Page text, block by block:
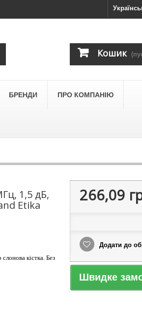
Кошик
БРЕНДИ ПРО КОМПАНІЮ
1,5 дБ,
Etika
кістка. Без
266,09
Додати до
Швидке